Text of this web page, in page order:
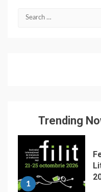
Search
Trending
1